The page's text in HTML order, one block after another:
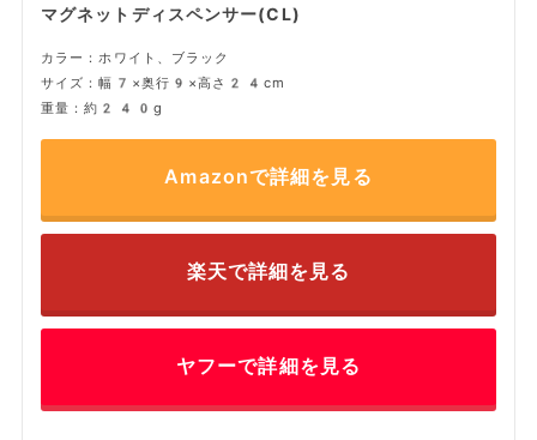
マグネットディスペンサー(CL)
カラー：ホワイト、ブラック
サイズ：幅7×奥行9×高さ24cm
重量：約240g
Amazonで詳細を見る
楽天で詳細を見る
ヤフーで詳細を見る